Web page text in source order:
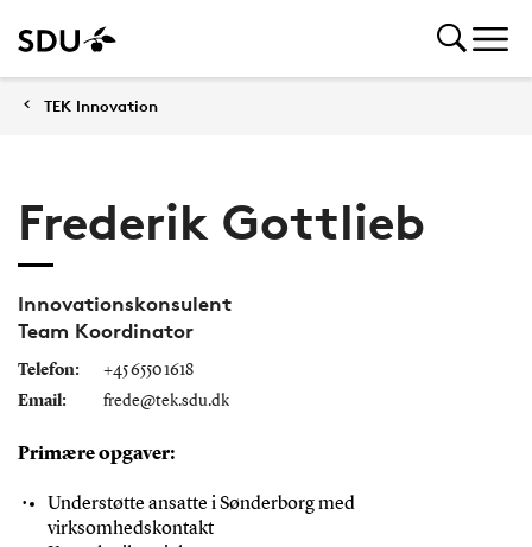
TEK Innovation
Frederik Gottlieb
Innovationskonsulent
Team Koordinator
Telefon:
+45 6550 1618
Email:
frede@tek.sdu.dk
Primære opgaver:
Understøtte ansatte i Sønderborg med
virksomhedskontakt